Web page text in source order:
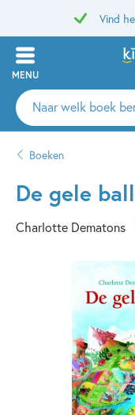
Vind
MENU
Zoeken
naar
auteurs
uitgevers
Boeken
De gele
Charlotte Dematons